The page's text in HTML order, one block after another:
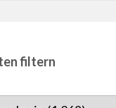
filtern